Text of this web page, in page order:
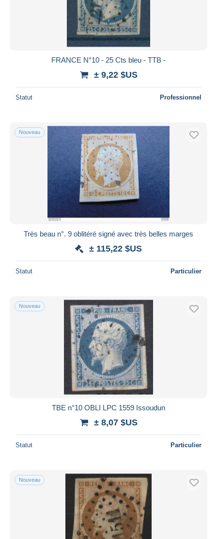
FRANCE N°10 - 25 Cts bleu - TTB -
± 9,22 $US
Statut Professionnel
Nouveau
Très beau n°. 9 oblitéré signé avec très belles marges
± 115,22 $US
Statut Particulier
Nouveau
TBE n°10 OBLI LPC 1559 Issoudun
± 8,07 $US
Statut Particulier
Nouveau